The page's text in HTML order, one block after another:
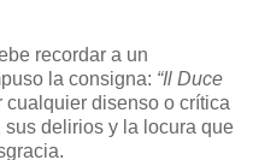
recordar a un
la consigna: “Il Duce
cualquier disenso o crítica
delirios y la locura que